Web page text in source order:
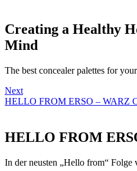
Creating a Healthy
Mind
The best concealer palettes for
Next
HELLO FROM ERSO – WARZ
HELLO FROM
In der neusten „Hello from“